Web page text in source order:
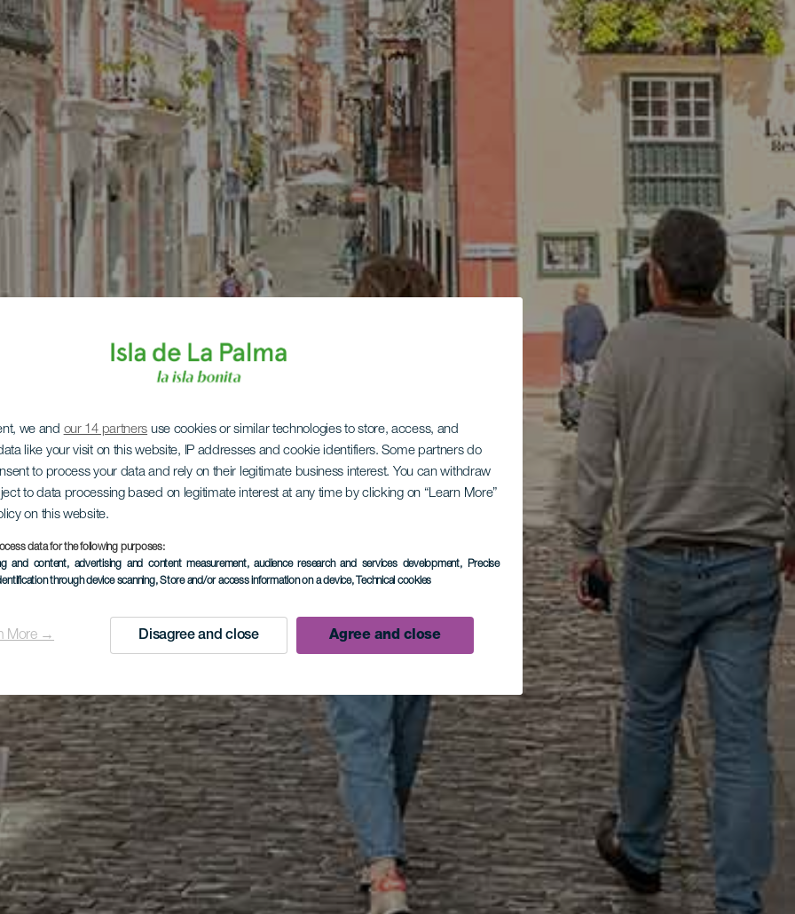
we and our 14 partners use cookies or similar technologies to store, access, and
like your visit on this website, IP addresses and cookie identifiers. Some partners do
to process your data and rely on their legitimate business interest. You can withdraw
to data processing based on legitimate interest at any time by clicking on “Learn More”
on this website.
data for the following purposes:
and content, advertising and content measurement, audience research and services development, Precise
through device scanning, Store and/or access information on a device, Technical cookies
More → Disagree and close Agree and close